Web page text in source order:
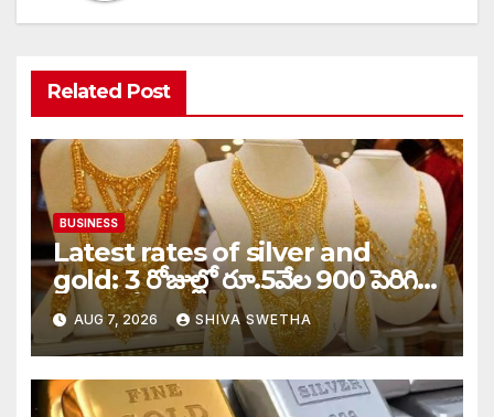
Related Post
BUSINESS
Latest rates of silver and
gold: 3 రోజుల్లో రూ.5వేల 900 పెరిగిన
తులం గోల్డ్…
AUG 7, 2026 SHIVA SWETHA